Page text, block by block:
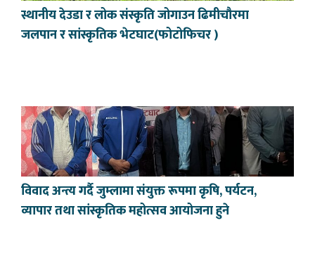
स्थानीय देउडा र लोक संस्कृति जोगाउन ढिमीचौरमा
जलपान र सांस्कृतिक भेटघाट(फोटोफिचर )
विवाद अन्त्य गर्दै जुम्लामा संयुक्त रूपमा कृषि, पर्यटन,
व्यापार तथा सांस्कृतिक महोत्सव आयोजना हुने